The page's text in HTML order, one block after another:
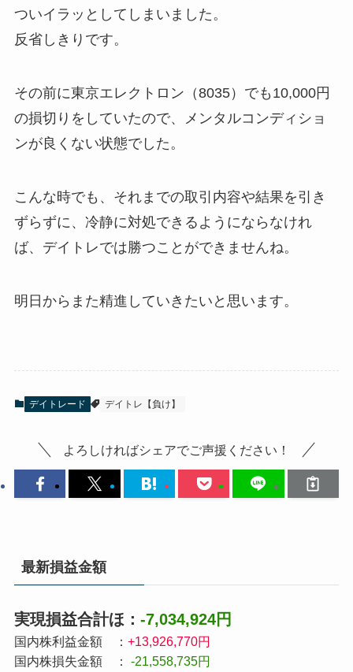
ついイラッとしてしまいました。
反省しきりです。
その前に東京エレクトロン（8035）でも10,000円
の損切りをしていたので、メンタルコンディショ
ンが良くない状態でした。
こんな時でも、それまでの取引内容や結果を引き
ずらずに、冷静に対処できるようにならなけれ
ば、デイトレでは勝つことができませんね。
明日からまた精進していきたいと思います。
デイトレード デイトレ【負け】
よろしければシェアでご声援ください！
最新損益金額
実現損益合計ほ： -7,034,924円
国内株利益金額 ： +13,926,770円
国内株損失金額 ：
-21,558,735円